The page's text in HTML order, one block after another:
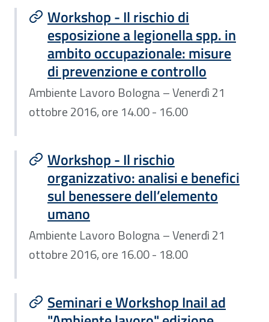
Workshop - Il rischio di
esposizione a legionella spp. in
ambito occupazionale: misure
di prevenzione e controllo
Ambiente Lavoro Bologna – Venerdì 21
ottobre 2016, ore 14.00 - 16.00
Workshop - Il rischio
organizzativo: analisi e benefici
sul benessere dell’elemento
umano
Ambiente Lavoro Bologna – Venerdì 21
ottobre 2016, ore 16.00 - 18.00
Seminari e Workshop Inail ad